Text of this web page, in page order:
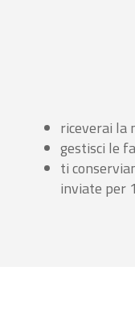
riceverai la
gestisci le
ti
inviate per